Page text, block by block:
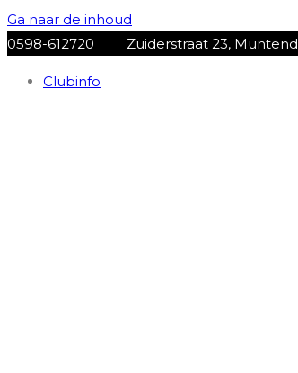
Ga naar de inhoud
0598-612720
Zuiderstraat 23,
Clubinfo